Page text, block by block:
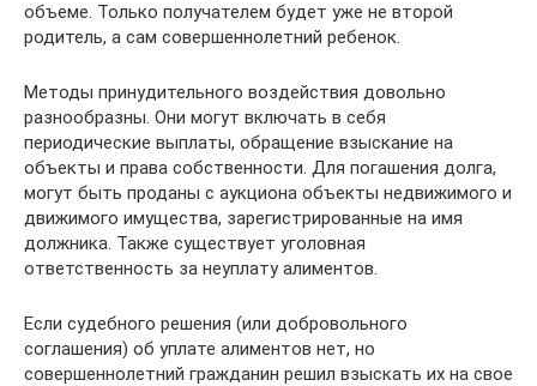
объеме. Только получателем будет уже не второй
родитель, а сам совершеннолетний ребенок.
Методы принудительного воздействия довольно
разнообразны. Они могут включать в себя
периодические выплаты, обращение взыскание на
объекты и права собственности. Для погашения долга,
могут быть проданы с аукциона объекты недвижимого и
движимого имущества, зарегистрированные на имя
должника. Также существует уголовная
ответственность за неуплату алиментов.
Если судебного решения (или добровольного
соглашения) об уплате алиментов нет, но
совершеннолетний гражданин решил взыскать их на свое